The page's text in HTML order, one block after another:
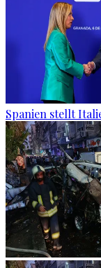
Spanien stellt